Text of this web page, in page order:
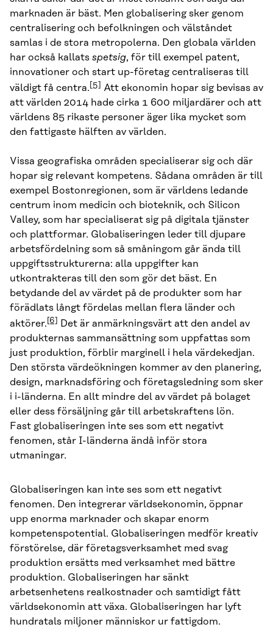
marknaden är bäst. Men globalisering sker genom
centralisering och befolkningen och välståndet
samlas i de stora metropolerna. Den globala världen
har också kallats spetsig, för till exempel patent,
innovationer och start up-företag centraliseras till
väldigt få centra. [5] Att ekonomin hopar sig bevisas av
att världen 2014 hade cirka 1 600 miljardärer och att
världens 85 rikaste personer äger lika mycket som
den fattigaste hälften av världen.
Vissa geografiska områden specialiserar sig och där
hopar sig relevant kompetens. Sådana områden är till
exempel Bostonregionen, som är världens ledande
centrum inom medicin och bioteknik, och Silicon
Valley, som har specialiserat sig på digitala tjänster
och plattformar. Globaliseringen leder till djupare
arbetsfördelning som så småningom går ända till
uppgiftsstrukturerna: alla uppgifter kan
utkontrakteras till den som gör det bäst. En
betydande del av värdet på de produkter som har
förädlats långt fördelas mellan flera länder och
aktörer. [6]
Det är anmärkningsvärt att den andel av
produkternas sammansättning som uppfattas som
just produktion, förblir marginell i hela värdekedjan.
Den största värdeökningen kommer av den planering,
design, marknadsföring och företagsledning som sker
i i-länderna. En allt mindre del av värdet på bolaget
eller dess försäljning går till arbetskraftens lön.
Fast globaliseringen inte ses som ett negativt
fenomen, står I-länderna ändå inför stora
utmaningar.
Globaliseringen kan inte ses som ett negativt
fenomen. Den integrerar världsekonomin, öppnar
upp enorma marknader och skapar enorm
kompetenspotential. Globaliseringen medför kreativ
förstörelse, där företagsverksamhet med svag
produktion ersätts med verksamhet med bättre
produktion. Globaliseringen har sänkt
arbetsenhetens realkostnader och samtidigt fått
världsekonomin att växa. Globaliseringen har lyft
hundratals miljoner människor ur fattigdom.